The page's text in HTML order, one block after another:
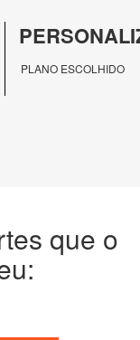
PLANO ESCOLHIDO
que o